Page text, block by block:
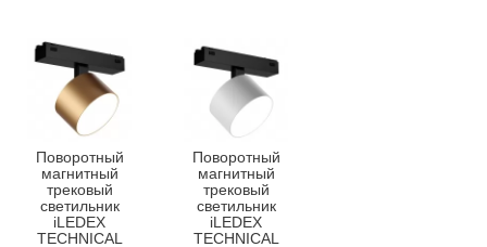
Поворотный
магнитный
трековый
светильник
iLEDEX
TECHNICAL
Поворотный
магнитный
трековый
светильник
iLEDEX
TECHNICAL